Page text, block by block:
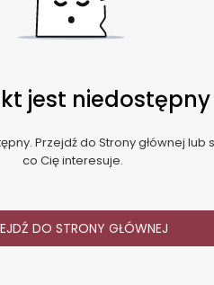
jest niedostępny
Przejdź do Strony głównej lub
co Cię interesuje.
DO STRONY GŁÓWNEJ